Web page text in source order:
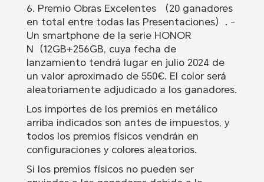
6. Premio Obras Excelentes （20 ganadores
en total entre todas las Presentaciones）. -
Un smartphone de la serie HONOR
N（12GB+256GB, cuya fecha de
lanzamiento tendrá lugar en julio 2024 de
un valor aproximado de 550€. El color será
aleatoriamente adjudicado a los ganadores.
Los importes de los premios en metálico
arriba indicados son antes de impuestos, y
todos los premios físicos vendrán en
configuraciones y colores aleatorios.
Si los premios físicos no pueden ser